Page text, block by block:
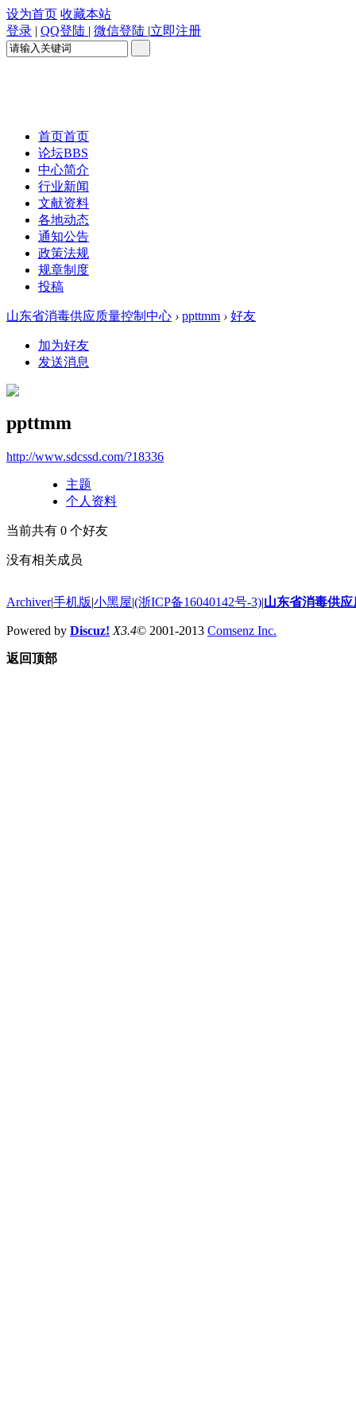
设为首页 收藏本站
登录 | QQ登陆 | 微信登陆 |立即注册
首页首页
论坛BBS
中心简介
行业新闻
文献资料
各地动态
通知公告
政策法规
规章制度
投稿
山东省消毒供应质量控制中心 › ppttmm › 好友
加为好友
发送消息
ppttmm
http://www.sdcssd.com/?18336
主题
个人资料
当前共有 0 个好友
没有相关成员
Archiver|手机版|小黑屋|(浙ICP备16040142号-3)|山东省消毒供
Powered by Discuz! X3.4© 2001-2013 Comsenz Inc.
返回顶部